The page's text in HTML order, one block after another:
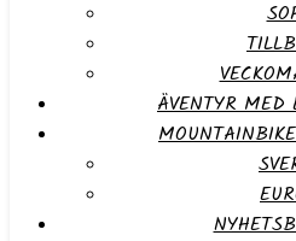
ÄVENTYR MED